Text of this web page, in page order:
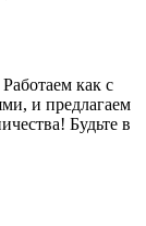
как с
и предлагаем
Будьте в